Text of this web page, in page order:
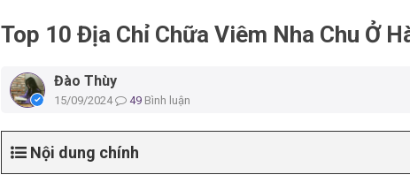
Top 10 Địa Chỉ Chữa Viêm Nha Chu Ở
Đào Thùy
15/09/2024 49Bình luận
Nội dung chính